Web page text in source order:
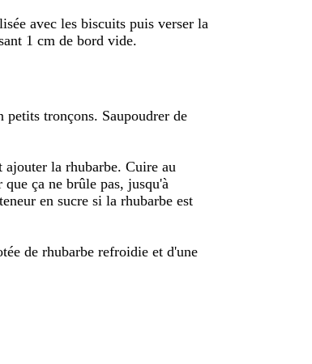
avec les biscuits puis verser la
1 cm de bord vide.
petits tronçons. Saupoudrer de
ajouter la rhubarbe. Cuire au
ça ne brûle pas, jusqu'à
en sucre si la rhubarbe est
de rhubarbe refroidie et d'une